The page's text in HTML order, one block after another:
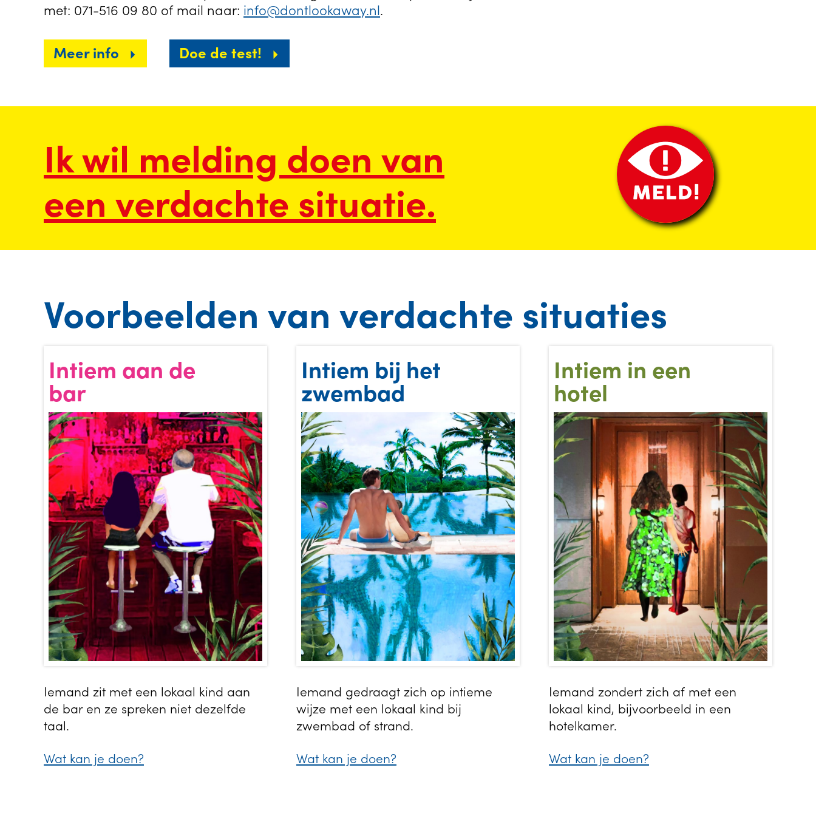
met: 071-516 09 80 of mail naar: info@dontlookaway.nl.
Meer info Doe de test!
Ik wil melding doen van
een verdachte situatie.
Voorbeelden van verdachte situaties
Intiem aan de
bar
Iemand zit met een lokaal kind aan
de bar en ze spreken niet dezelfde
taal.
Wat kan je doen?
Intiem bij het
zwembad
Iemand gedraagt zich op intieme
wijze met een lokaal kind bij
zwembad of strand.
Wat kan je doen?
Intiem in een
hotel
Iemand zondert zich af met een
lokaal kind, bijvoorbeeld in een
hotelkamer.
Wat kan je doen?